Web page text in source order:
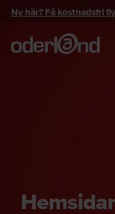
Gå
innehåll
Ny här? Få kostnadsfri